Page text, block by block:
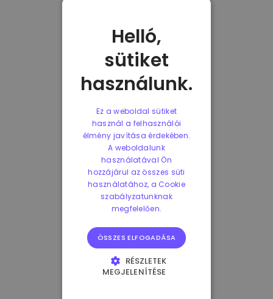
Helló,
sütiket
használunk.
Ez a weboldal sütiket
használ a felhasználói
élmény javítása érdekében.
A weboldalunk
használatával Ön
hozzájárul az összes süti
használatához, a Cookie
szabályzatunknak
megfelelően.
ÖSSZES ELFOGADÁSA
RÉSZLETEK
MEGJELENÍTÉSE